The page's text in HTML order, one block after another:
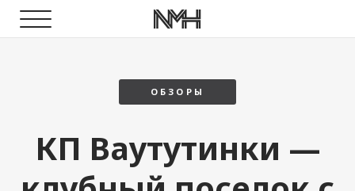
ОБЗОРЫ
КП Ваутутинки —